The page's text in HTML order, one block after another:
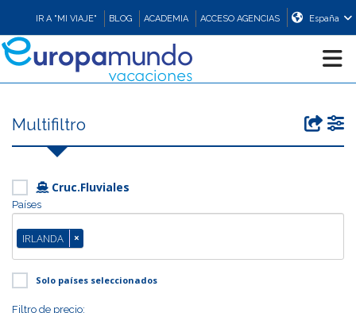
IR A "MI VIAJE" BLOG ACADEMIA ACCESO AGENCIAS España
Multifiltro
Cruc.Fluviales
Países
IRLANDA ×
Solo países seleccionados
Filtro de precio: